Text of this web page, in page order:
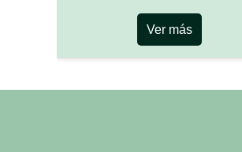
Ver más